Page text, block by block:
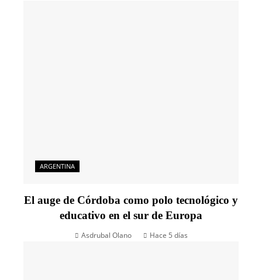
ARGENTINA
El auge de Córdoba como polo tecnológico y
educativo en el sur de Europa
Asdrubal Olano Hace 5 días